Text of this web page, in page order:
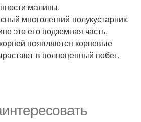
малины.
многолетний полукустарник.
это его подземная часть,
появляются корневые
в полноценный побег.